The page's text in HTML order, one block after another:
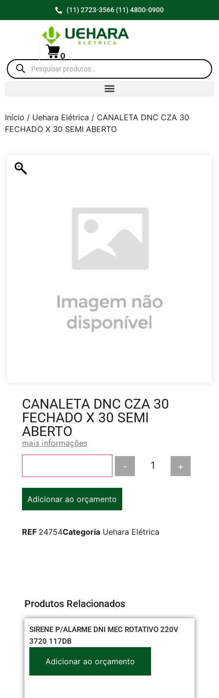
(11) 2723-3566 (11) 4800-0900
0
Início / Uehara Elétrica / CANALETA DNC CZA 30
FECHADO X 30 SEMI ABERTO
CANALETA DNC CZA 30
FECHADO X 30 SEMI
ABERTO
mais informações
- +
Adicionar ao orçamento
REF 24754Categoria Uehara Elétrica
Produtos Relacionados
SIRENE P/ALARME DNI MEC ROTATIVO 220V
3720 117DB
Adicionar ao orçamento